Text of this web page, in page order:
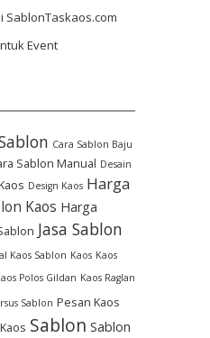
SablonTaskaos.com
Event
Cara Sablon Baju
Sablon Manual Desain
Design Kaos Harga
Kaos Harga
Jasa Sablon
Kaos Sablon Kaos Kaos
Polos Gildan Kaos Raglan
Sablon Pesan Kaos
Sablon Sablon